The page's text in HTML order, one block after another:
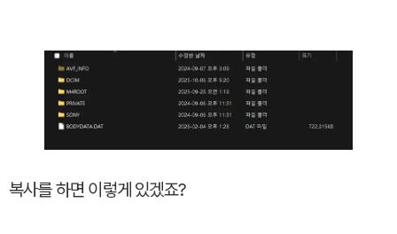
복사를 하면 이렇게 있겠죠?